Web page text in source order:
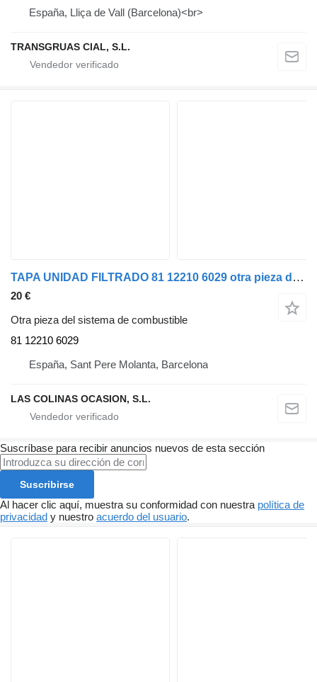
España, Lliça de Vall (Barcelona)<br>
TRANSGRUAS CIAL, S.L.
TAPA UNIDAD FILTRADO 81 12210 6029 otra pieza del sistema de combustible para MAN F90 19.322/372/422 camión
20 €
Otra pieza del sistema de combustible
81 12210 6029
España, Sant Pere Molanta, Barcelona
LAS COLINAS OCASION, S.L.
Suscríbase para recibir anuncios nuevos de esta sección
Suscribirse
Al hacer clic aquí, muestra su conformidad con nuestra política de
privacidad y nuestro acuerdo del usuario.